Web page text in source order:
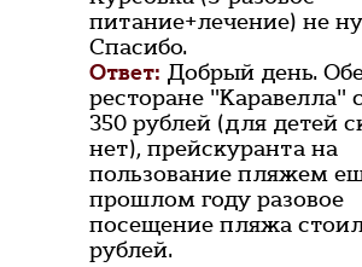
питание+лечение) не
Спасибо.
Ответ: Добрый день.
ресторане "Каравелла"
350 рублей (для детей
нет), прейскуранта на
пользование пляжем
прошлом году разовое
посещение пляжа
рублей.